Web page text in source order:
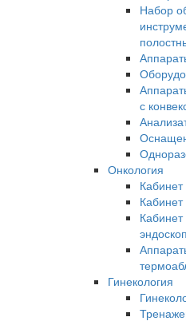
Набор
с
Онкология
Кабинет
Гинекология